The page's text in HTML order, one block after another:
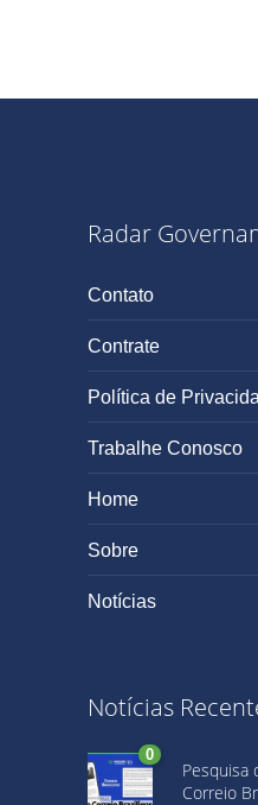
Radar
Contato
Contrate
Política de
Trabalhe Conosco
Home
Sobre
Notícias
Notícias
0
Pesquisa
Correio